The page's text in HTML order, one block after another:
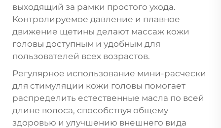
выходящий за рамки простого ухода.
Контролируемое давление и плавное
движение щетины делают массаж кожи
головы доступным и удобным для
пользователей всех возрастов.
Регулярное использование мини-расчески
для стимуляции кожи головы помогает
распределить естественные масла по всей
длине волоса, способствуя общему
здоровью и улучшению внешнего вида